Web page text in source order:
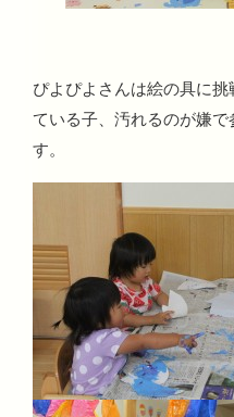
ぴよぴよさんは絵の具に
ている子、汚れるのが嫌
す。